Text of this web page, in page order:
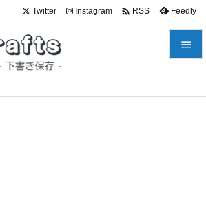

Twitter Instagram  RSS Feedly